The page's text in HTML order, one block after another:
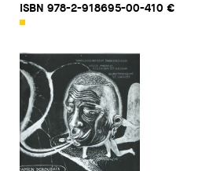
ISBN 978-2-918695-00-410 €